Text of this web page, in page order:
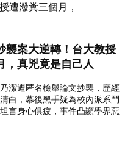
襲案大逆轉！台大教授
，真兇竟是自己人
潔遭匿名檢舉論文抄襲，歷經
白，幕後黑手疑為校內派系鬥
言身心俱疲，事件凸顯學界惡